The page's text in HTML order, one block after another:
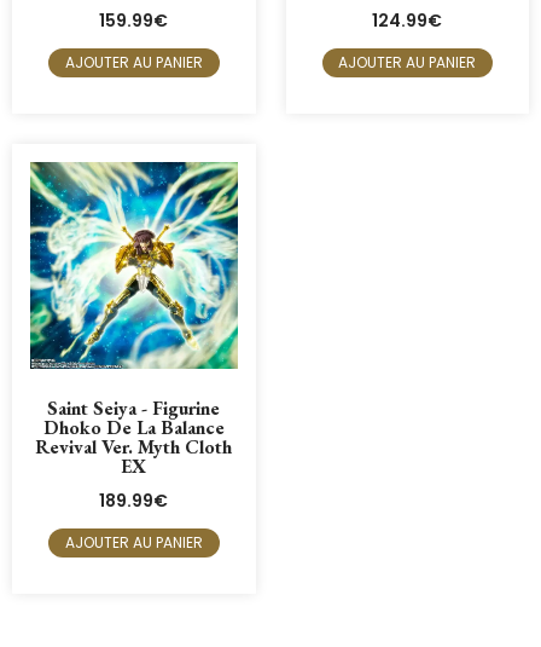
159.99€
AJOUTER AU PANIER
124.99€
AJOUTER AU PANIER
Saint Seiya - Figurine
Dhoko De La Balance
Revival Ver. Myth Cloth
EX
189.99€
AJOUTER AU PANIER